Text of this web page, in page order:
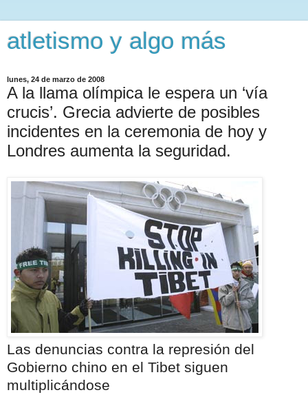
atletismo y algo más
lunes, 24 de marzo de 2008
A la llama olímpica le espera un ‘vía
crucis’. Grecia advierte de posibles
incidentes en la ceremonia de hoy y
Londres aumenta la seguridad.
Las denuncias contra la represión del
Gobierno chino en el Tibet siguen
multiplicándose